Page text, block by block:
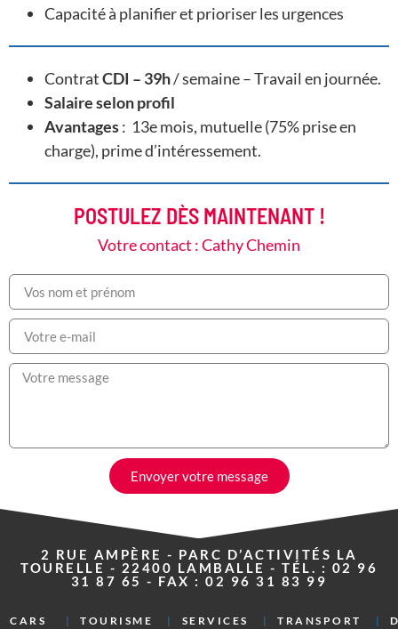
Capacité à planifier et prioriser les urgences
ContratCDI – 39h/ semaine – Travail en journée.
Salaire selon profil
Avantages: 13e mois, mutuelle (75% prise en
charge), prime d’intéressement.
POSTULEZ DÈS MAINTENANT !
Votre contact : Cathy Chemin
Envoyer votre message
2 RUE AMPÈRE - PARC D’ACTIVITÉS LA
TOURELLE - 22400 LAMBALLE - TÉL. : 02 96
31 87 65 - FAX : 02 96 31 83 99
CARS
TOURISME
SERVICES
TRANSPORT